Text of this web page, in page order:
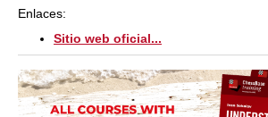
Enlaces:
Sitio web oficial...